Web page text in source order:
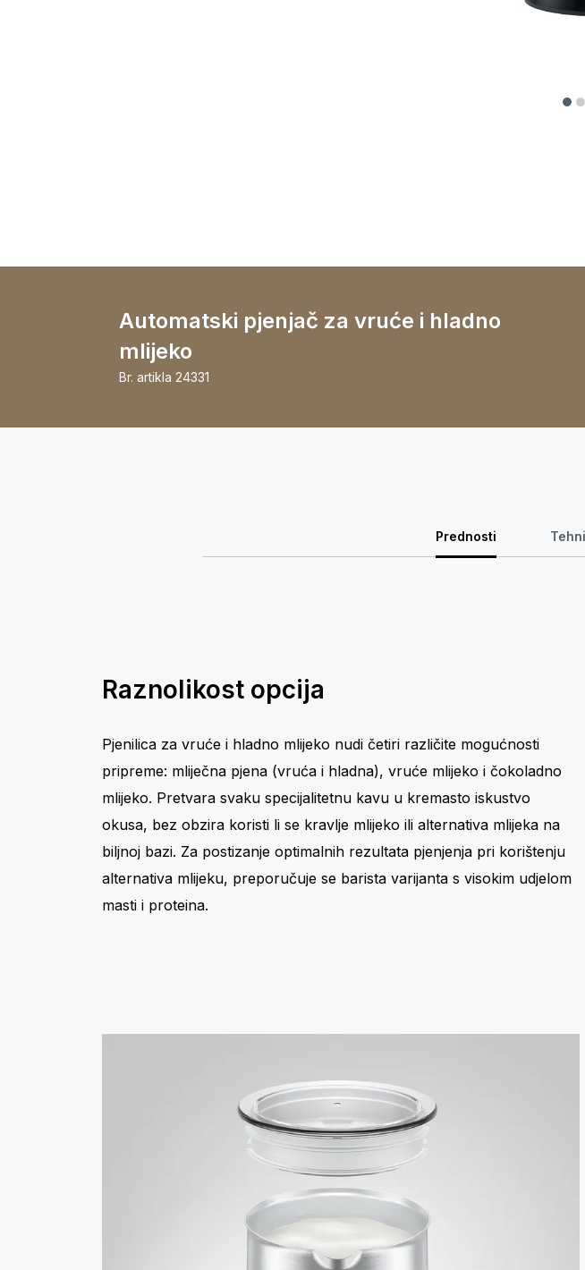
Automatski pjenjač za vruće i hladno
mlijeko
Br. artikla 24331
Prednosti
Raznolikost opcija
Pjenilica za vruće i hladno mlijeko nudi četiri različite mogućnosti
pripreme: mliječna pjena (vruća i hladna), vruće mlijeko i čokoladno
mlijeko. Pretvara svaku specijalitetnu kavu u kremasto iskustvo
okusa, bez obzira koristi li se kravlje mlijeko ili alternativa mlijeka na
biljnoj bazi. Za postizanje optimalnih rezultata pjenjenja pri korištenju
alternativa mlijeku, preporučuje se barista varijanta s visokim udjelom
masti i proteina.